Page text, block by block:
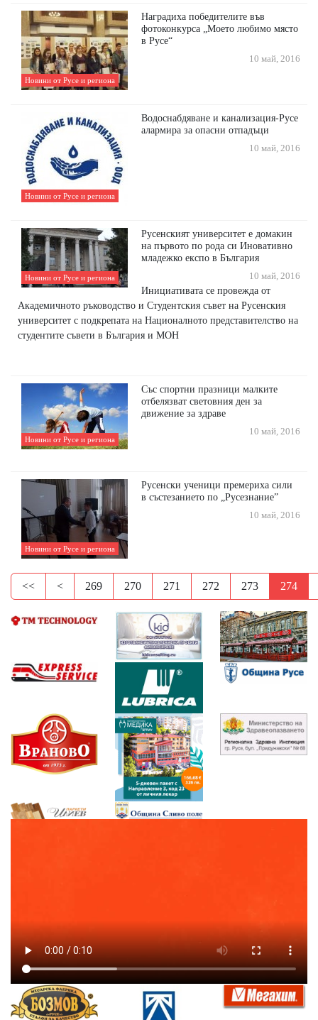
Новини от Русе и региона
Наградиха победителите във
фотоконкурса „Моето любимо място
в Русе“
10 май, 2016
Новини от Русе и региона
Водоснабдяване и канализация-Русе
алармира за опасни отпадъци
10 май, 2016
Новини от Русе и региона
Русенският университет е домакин
на първото по рода си Иновативно
младежко експо в България
10 май, 2016
Инициативата се провежда от
Академичното ръководство и Студентския съвет на Русенския
университет с подкрепата на Националното представителство на
студентите съвети в България и МОН
Новини от Русе и региона
Със спортни празници малките
отбелязват световния ден за
движение за здраве
10 май, 2016
Новини от Русе и региона
Русенски ученици премериха сили
в състезанието по „Русезнание”
10 май, 2016
<< < 269 270 271 272 273 274